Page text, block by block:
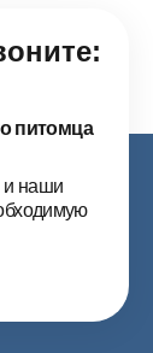
питомца
и наши